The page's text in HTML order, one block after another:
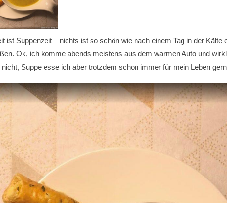
ist Suppenzeit – nichts ist so schön wie nach einem Tag in der Kälte
Ok, ich komme abends meistens aus dem warmen Auto und
nicht, Suppe esse ich aber trotzdem schon immer für mein Leben